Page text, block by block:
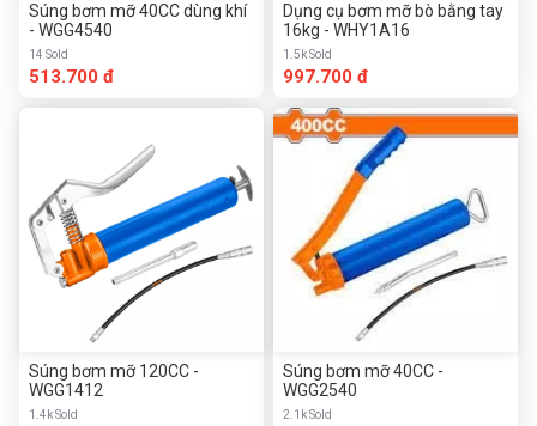
Súng bơm mỡ 40CC dùng khí
- WGG4540
14 Sold
513.700 đ
Súng bơm mỡ 120CC -
WGG1412
1.4k Sold
Dụng cụ bơm mỡ bò bằng tay
16kg - WHY1A16
1.5k Sold
997.700 đ
Súng bơm mỡ 40CC -
WGG2540
2.1k Sold